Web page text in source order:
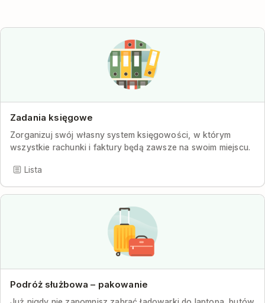
Zadania księgowe
Zorganizuj swój własny system księgowości, w którym
wszystkie rachunki i faktury będą zawsze na swoim miejscu.
Lista
Podróż służbowa – pakowanie